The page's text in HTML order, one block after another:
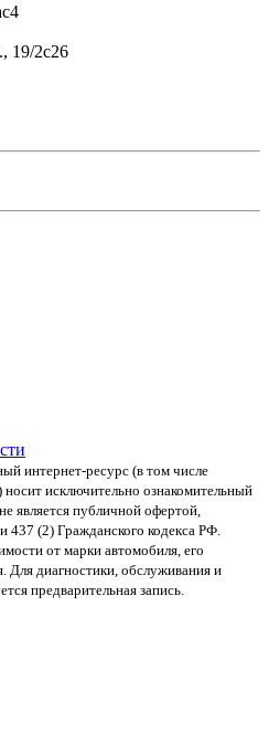
19/2с26
интернет-ресурс (в том числе
исключительно ознакомительный
является публичной офертой,
437 (2) Гражданского кодекса РФ.
от марки автомобиля, его
Для диагностики, обслуживания и
предварительная запись.